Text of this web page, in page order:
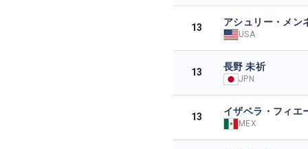
13 アシュリー・メン
USA
13 長野 未祈
JPN
13 イザベラ・フィエ
MEX